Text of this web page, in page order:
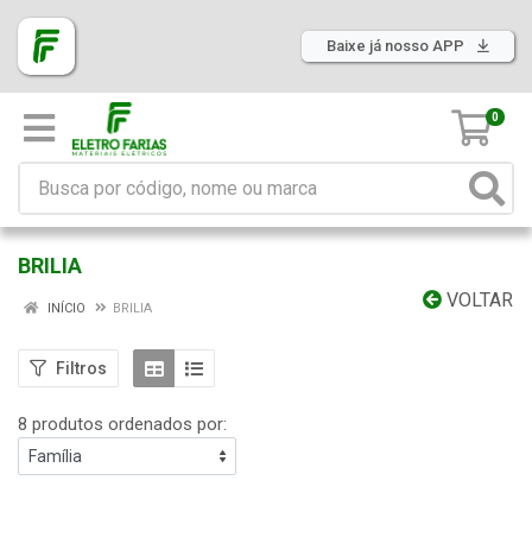
Baixe já nosso APP
0
BRILIA
VOLTAR
INÍCIO BRILIA
Filtros
8 produtos ordenados por: